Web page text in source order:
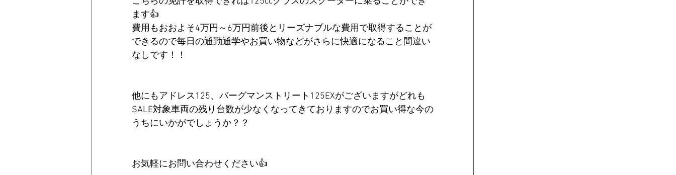
ます👍
費用もおおよそ4万円～6万円前後とリーズナブルな費用で取得することが
できるので毎日の通勤通学やお買い物などがさらに快適になること間違い
なしです！！
他にもアドレス125、バーグマンストリート125EXがございますがどれも
SALE対象車両の残り台数が少なくなってきておりますのでお買い得な今の
うちにいかがでしょうか？？
お気軽にお問い合わせください👍